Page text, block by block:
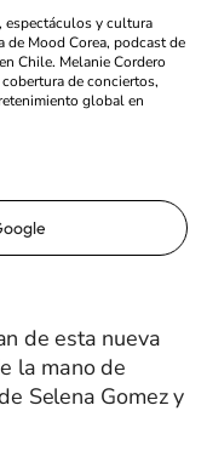
espectáculos y cultura
de Mood Corea, podcast de
Chile. Melanie Cordero
de conciertos,
global en
de esta nueva
la mano de
Selena Gomez y